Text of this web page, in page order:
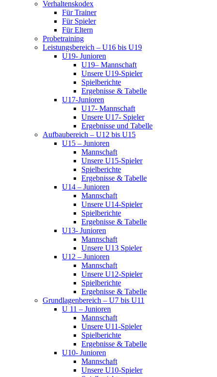
Verhaltenskodex
Für Trainer
Für Spieler
Für Eltern
Probetraining
Leistungsbereich – U16 bis U19
U19- Junioren
U19– Mannschaft
Unsere U19-Spieler
Spielberichte
Ergebnisse & Tabelle
U17-Junioren
U17- Mannschaft
Unsere U17- Spieler
Ergebnisse und Tabelle
Aufbaubereich – U12 bis U15
U15 – Junioren
Mannschaft
Unsere U15-Spieler
Spielberichte
Ergebnisse & Tabelle
U14 – Junioren
Mannschaft
Unsere U14-Spieler
Spielberichte
Ergebnisse & Tabelle
U13- Junioren
Mannschaft
Unsere U13 Spieler
U12 – Junioren
Mannschaft
Unsere U12-Spieler
Spielberichte
Ergebnisse & Tabelle
Grundlagenbereich – U7 bis U11
U 11 – Junioren
Mannschaft
Unsere U11-Spieler
Spielberichte
Ergebnisse & Tabelle
U10- Junioren
Mannschaft
Unsere U10-Spieler